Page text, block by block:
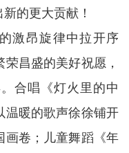
的更大贡献！
激昂旋律中拉开序
昌盛的美好祝愿，
合唱《灯火里的中
温暖的歌声徐徐铺开
画卷；儿童舞蹈《年